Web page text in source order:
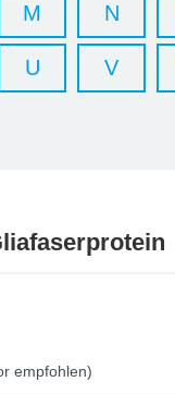
M N
U V
empfohlen)